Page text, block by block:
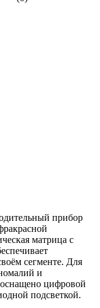
прибор
матрица с
сегменте. Для
и
цифровой
подсветкой.